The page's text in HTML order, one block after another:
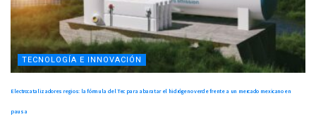
TECNOLOGÍA E INNOVACIÓN
Electrocatalizadores regios: la fórmula del Tec para abaratar el hidrógeno verde frente a un mercado mexicano en
pausa